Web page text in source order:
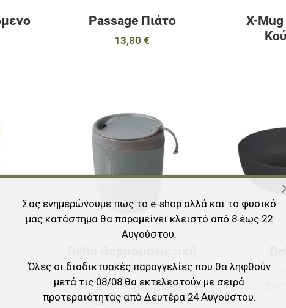
Passage Πιάτο
13,80 €
X-
Προσθήκη για σύγκριση
Γρήγορη ματιά Γρήγορη ματιά
Κούπα
21,01 € 16,37 €
Έκπτωση: 4,64 €
Σας ενημερώνουμε πως το e-shop αλλά και το φυσικό
μας κατάστημα θα παραμείνει κλειστό από 8 έως 22
Αυγούστου.
Όλες οι διαδικτυακές παραγγελίες που θα ληφθούν
μετά τις 08/08 θα εκτελεστούν με σειρά
προτεραιότητας από Δευτέρα 24 Αυγούστου.